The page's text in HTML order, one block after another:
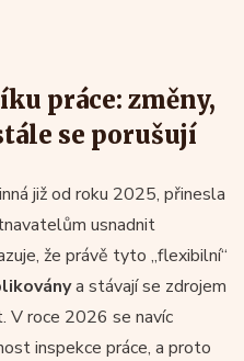
práce: změny,
se porušují
již od roku 2025, přinesla
usnadnit
že právě tyto „flexibilní“
a stávají se zdrojem
V roce 2026 se navíc
inspekce práce, a proto